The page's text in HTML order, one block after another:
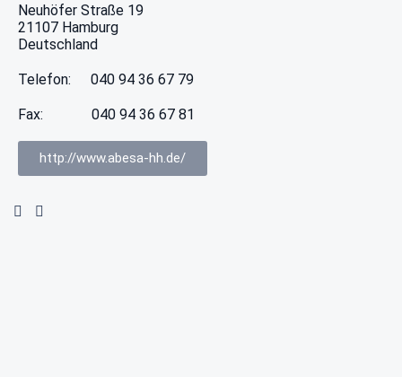
Neuhöfer Straße 19
21107 Hamburg
Deutschland
Telefon: 040 94 36 67 79
Fax: 040 94 36 67 81
http://www.abesa-hh.de/